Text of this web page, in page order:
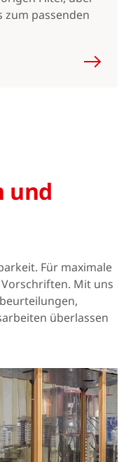
zum passenden
und
Für maximale
Mit uns
überlassen